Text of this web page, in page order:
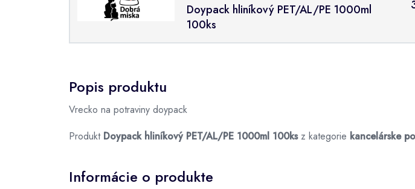
Doypack hliníkový PET/AL/PE 1000ml
100ks
Popis produktu
Vrecko na potraviny doypack
Produkt Doypack hliníkový PET/AL/PE 1000ml 100ksz kategorie kancelárske
Informácie o produkte